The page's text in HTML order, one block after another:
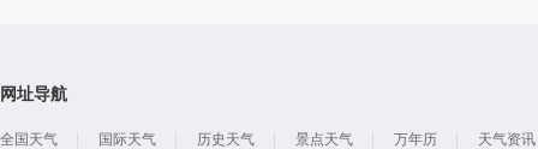
网址导航
全国天气 国际天气 历史天气 景点天气 万年历 天气资讯